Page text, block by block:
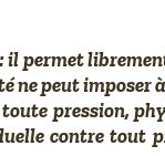
permet
ne peut
pression,
contre tout